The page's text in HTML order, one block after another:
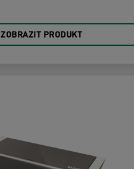
ZOBRAZIT PRODUKT